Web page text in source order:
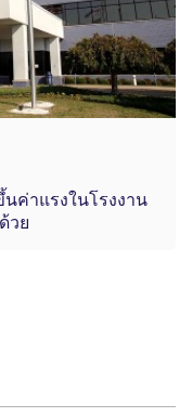
ค่าแรงในโรงงาน
วย